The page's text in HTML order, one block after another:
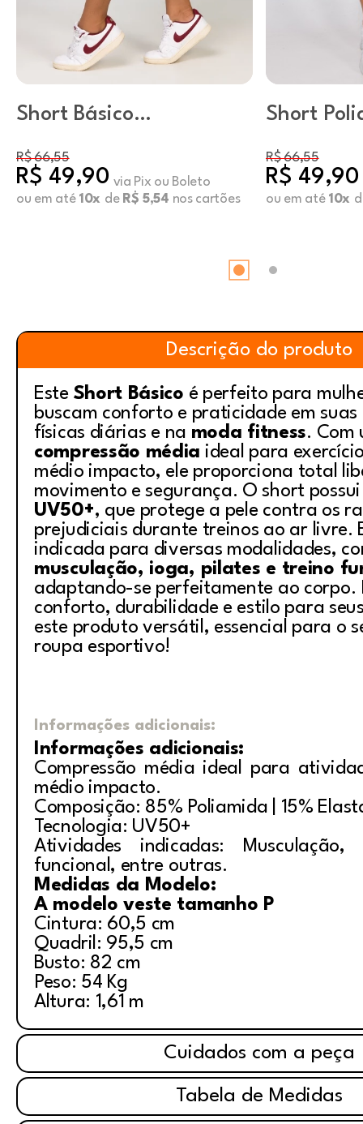
Short Básico
R$ 66,55
R$ 49,90 via Pix ou Boleto
ou em até 10x de R$ 5,54 nos cartões
Short
R$ 66,55
R$ 49,90
ou em até 10x
Descrição do produto
Este Short Básico é perfeito para
buscam conforto e praticidade em
físicas diárias e na moda fitness. Com
compressão média ideal para
médio impacto, ele proporciona total
movimento e segurança. O short
UV50+, que protege a pele contra os
prejudiciais durante treinos ao ar livre.
indicada para diversas modalidades,
musculação, ioga, pilates e treino
adaptando-se perfeitamente ao corpo.
conforto, durabilidade e estilo para
este produto versátil, essencial para o
roupa esportivo!
Informações adicionais:
Informações adicionais:
Compressão média ideal para
médio impacto.
Composição: 85% Poliamida | 15%
Tecnologia: UV50+
Atividades indicadas:
funcional, entre outras.
Medidas da Modelo:
A modelo veste tamanho P
Cintura: 60,5 cm
Quadril: 95,5 cm
Busto: 82 cm
Peso: 54 Kg
Altura: 1,61 m
Cuidados com a peça
Tabela de Medidas